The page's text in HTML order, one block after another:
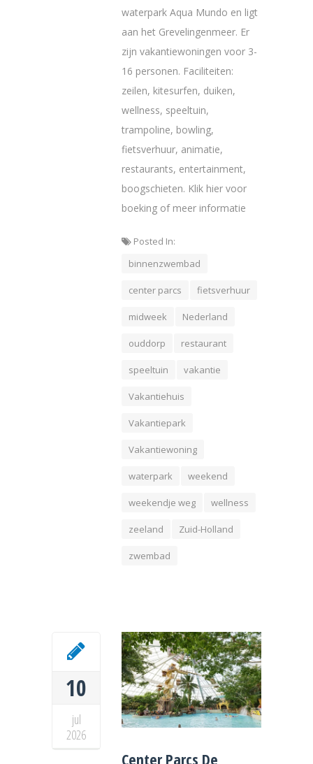
waterpark Aqua Mundo en ligt
aan het Grevelingenmeer. Er
zijn vakantiewoningen voor 3-
16 personen. Faciliteiten:
zeilen, kitesurfen, duiken,
wellness, speeltuin,
trampoline, bowling,
fietsverhuur, animatie,
restaurants, entertainment,
boogschieten. Klik hier voor
boeking of meer informatie
Posted In:
binnenzwembad
center parcs fietsverhuur
midweek Nederland
ouddorp restaurant
speeltuin vakantie
Vakantiehuis
Vakantiepark
Vakantiewoning
waterpark weekend
weekendje weg wellness
zeeland Zuid-Holland
zwembad
10
jul
2026
Center Parcs De